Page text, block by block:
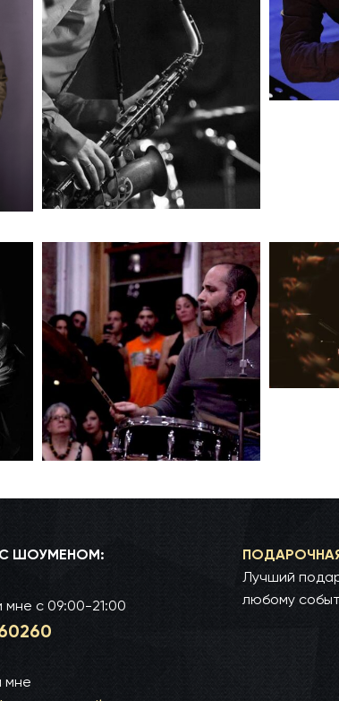
С ШОУМЕНОМ:
мне с 09:00-21:00
мне
Лучший
любому